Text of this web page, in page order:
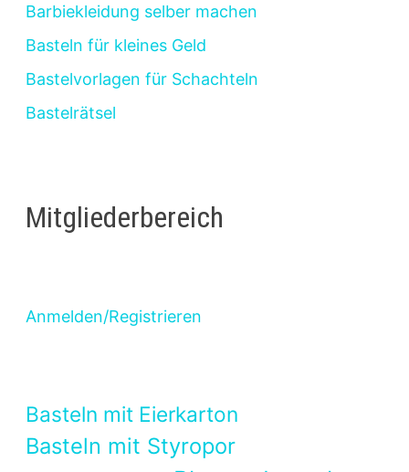
Barbiekleidung selber machen
Basteln für kleines Geld
Bastelvorlagen für Schachteln
Bastelrätsel
Mitgliederbereich
Anmelden/Registrieren
Basteln mit Eierkarton
Basteln mit Styropor